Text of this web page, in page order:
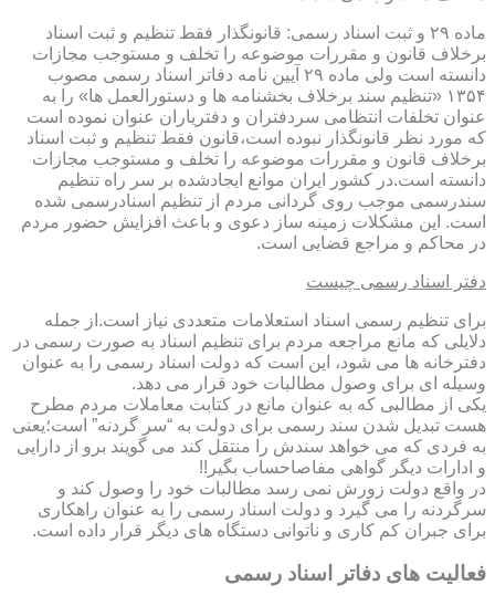
ماده ۲۹ و ثبت اسناد رسمی: قانونگذار فقط تنظیم و ثبت اسناد
برخلاف قانون و مقررات موضوعه را تخلف و مستوجب مجازات
دانسته است ولی ماده ۲۹ آیین نامه دفاتر اسناد رسمی مصوب
۱۳۵۴ «تنظیم سند برخلاف بخشنامه ها و دستورالعمل ها» را به
عنوان تخلفات انتظامی سردفتران و دفتریاران عنوان نموده است
که مورد نظر قانونگذار نبوده است،قانون فقط تنظیم و ثبت اسناد
برخلاف قانون و مقررات موضوعه را تخلف و مستوجب مجازات
دانسته است.در کشور ایران موانع ایجادشده بر سر راه تنظیم
سندرسمی موجب روی گردانی مردم از تنظیم اسنادرسمی شده
است. این مشکلات زمینه ساز دعوی و باعث افزایش حضور مردم
در محاکم و مراجع قضایی است.
دفتر اسناد رسمی چیست
برای تنظیم رسمی اسناد استعلامات متعددی نیاز است.از جمله
دلایلی که مانع مراجعه مردم برای تنظیم اسناد به صورت رسمی در
دفترخانه ها می شود، این است که دولت اسناد رسمی را به عنوان
وسیله ای برای وصول مطالبات خود قرار می دهد.
یکی از مطالبی که به عنوان مانع در کتابت معاملات مردم مطرح
هست تبدیل شدن سند رسمی برای دولت به “سر گردنه” است؛یعنی
به فردی که می خواهد سندش را منتقل کند می گویند برو از دارایی
و ادارات دیگر گواهی مفاصاحساب بگیر!!
در واقع دولت زورش نمی رسد مطالبات خود را وصول کند و
سرگردنه را می گیرد و دولت اسناد رسمی را به عنوان راهکاری
برای جبران کم کاری و ناتوانی دستگاه های دیگر قرار داده است.
فعالیت های دفاتر اسناد رسمی